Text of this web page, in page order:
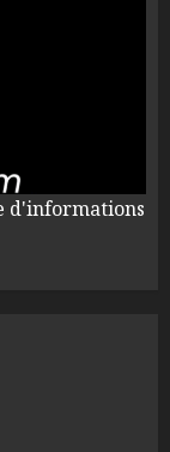
d'informations